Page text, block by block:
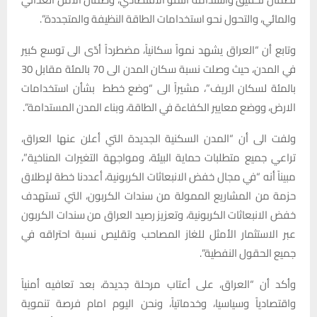
والمائي، والتحول نحو استخدامات الطاقة النظيفة والمتجددة”.
وتابع أن “العراق يشهد نمواً سكانياً، مضطرداً أدّى الى توسع كبير
في المدن، حيث وصلت نسبة سكان المدن الى 70 بالمئة مقابل 30
بالمئة لسكان الريف”، مشيراً الى “وضع خطط بشأن استخدامات
الارض، ووضع معايير الكفاءة في الطاقة، وبناء المدن المستدامة”.
ولفت الى أن “المدن السكنية الجديدة التي أعلن عنها العراق،
تراعي جميع متطلبات حماية البيئة، ومواجهة التغيرات المناخية”،
مبيناً أنه “في مجال خفض الانبعاثات الكربونية، أعددنا خطة لإطلاق
حزمة من المشاريع الممولة من سندات الكربون، التي تستهدف
خفض الانبعاثات الكربونية، وتعزيز رصيد العراق من سندات الكربون
عبر الاستثمار الأمثل للغاز المصاحب وتقليص نسبة احتراقه في
جميع الحقول النفطية”.
وأكد أن “العراق، على أعتاب مرحلة جديدة، بعد تعافيه أمنياً
واقتصادياً وسياسيا، وخدماتياً، ونحن اليوم امام فرصة تنموية